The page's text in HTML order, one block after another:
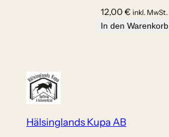
12,00 € inkl. MwSt.
In den Warenkorb
Hälsinglands Kupa AB